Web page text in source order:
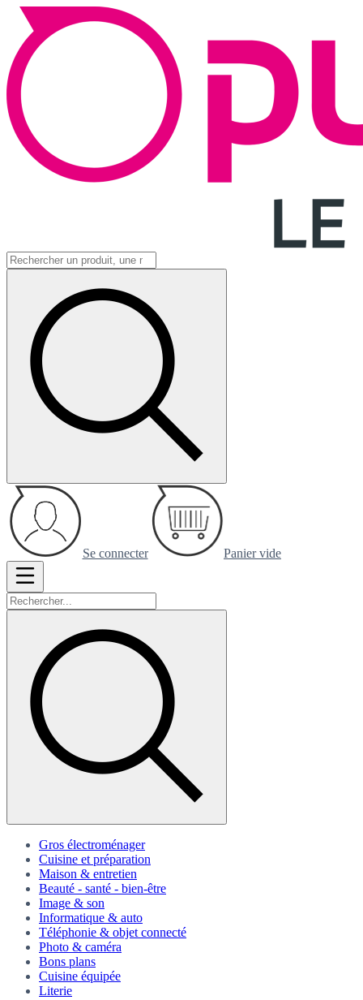
Se connecter Panier vide
Gros électroménager
Cuisine et préparation
Maison & entretien
Beauté - santé - bien-être
Image & son
Informatique & auto
Téléphonie & objet connecté
Photo & caméra
Bons plans
Cuisine équipée
Literie